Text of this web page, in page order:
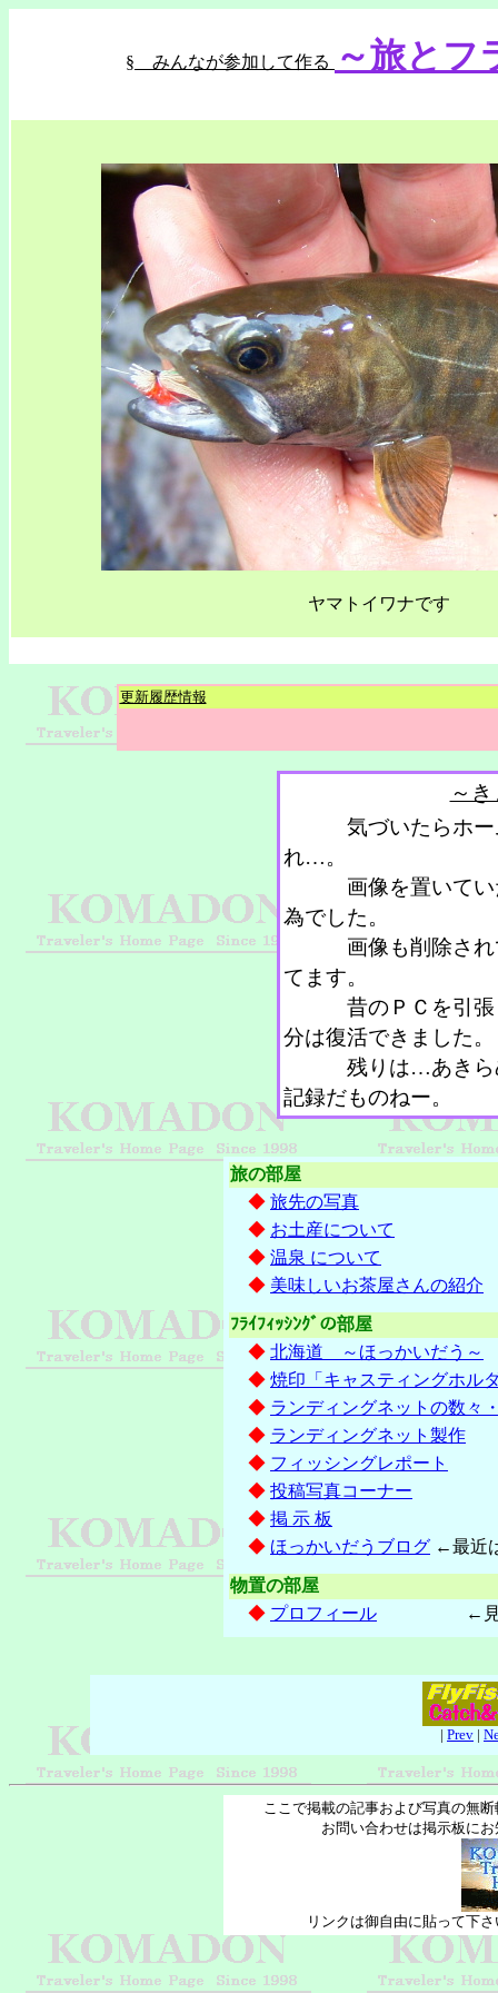
§ みんなが参加して作る ～旅とフ
ヤマトイワナです
更新履歴情報
～
気づいたらホーム
れ…。
画像を置いていた
為でした。
画像も削除されて
てます。
昔のＰＣを引張り
分は復活できました。
残りは…あきらめ
記録だものねー。
旅の部屋
◆ 旅先の写真
◆ お土産について
◆ 温泉 について
◆ 美味しいお茶屋さんの紹介
ﾌﾗｲﾌｨｯｼﾝｸﾞの部屋
◆ 北海道 ～ほっかいだう～
◆ 焼印「キャスティングホル
◆ ランディングネットの数々
◆ ランディングネット製作
◆ フィッシングレポート
◆ 投稿写真コーナー
◆ 掲 示 板
◆ ほっかいだうブログ ←最近
物置の部屋
◆ プロフィール ←見なく
| Prev |
ここで掲載の記事および写真の無
お問い合わせは掲示板に
リンクは御自由に貼って下